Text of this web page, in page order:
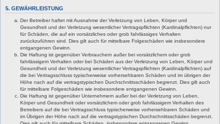
5. GEWÄHRLEISTUNG
Der Betreiber haftet mit Ausnahme der Verletzung von Leben, Körper und
Gesundheit und der Verletzung wesentlicher Vertragspflichten (Kardinalpflichten) nur
für Schäden, die auf ein vorsätzliches oder grob fahrlässiges Verhalten
zurückzuführen sind. Dies gilt auch für mittelbare Folgeschäden wie insbesondere
entgangenen Gewinn.
Die Haftung ist gegenüber Verbrauchern außer bei vorsätzlichem oder grob
fahrlässigem Verhalten oder bei Schäden aus der Verletzung von Leben, Körper und
Gesundheit und der Verletzung wesentlicher Vertragspflichten (Kardinalpflichten) auf
die bei Vertragsschluss typischerweise vorhersehbaren Schäden und im übrigen der
Höhe nach auf die vertragstypischen Durchschnittsschäden begrenzt. Dies gilt auch
für mittelbare Folgeschäden wie insbesondere entgangenen Gewinn.
Die Haftung ist gegenüber Unternehmern außer bei der Verletzung von Leben,
Körper und Gesundheit oder vorsätzlichem oder grob fahrlässigem Verhalten des
Betreibers auf die bei Vertragsschluss typischerweise vorhersehbaren Schäden und
im Übrigen der Höhe nach auf die vertragstypischen Durchschnittsschäden begrenzt.